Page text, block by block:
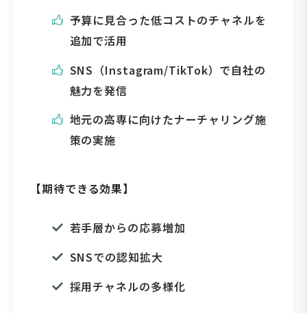
予算に見合った低コストのチャネルを
追加で活用
SNS（Instagram/TikTok）で自社の
魅力を発信
地元の高専に向けたナーチャリング施
策の実施
【期待できる効果】
若手層からの応募増加
SNSでの認知拡大
採用チャネルの多様化